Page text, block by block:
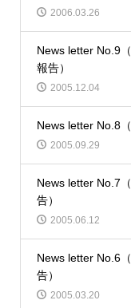
2006.03.26
News letter No.9
報告）
2005.12.04
News letter No.8
2005.09.29
News letter No.7
告）
2005.06.12
News letter No.6
告）
2005.03.20